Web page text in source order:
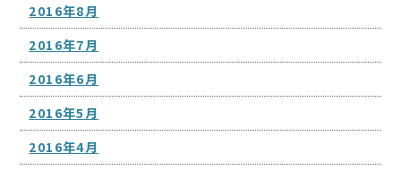
2016年8月
2016年7月
2016年6月
2016年5月
2016年4月